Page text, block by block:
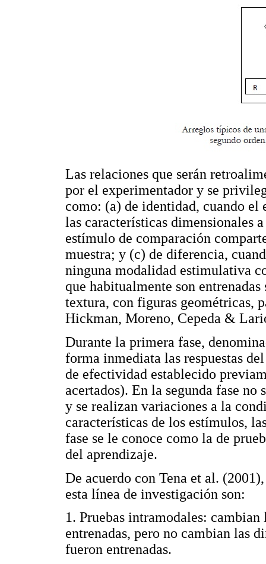
Las relaciones que serán
por el experimentador y se
como: (a) de identidad, cuando el
las características dimensionales
estímulo de comparación
muestra; y (c) de diferencia,
ninguna modalidad estimulativa
que habitualmente son
textura, con figuras geométricas,
Hickman, Moreno, Cepeda &
Durante la primera fase,
forma inmediata las respuestas
de efectividad establecido
acertados). En la segunda fase no
y se realizan variaciones a la
características de los estímulos,
fase se le conoce como la de
del aprendizaje.
De acuerdo con Tena et al.
esta línea de investigación son:
1. Pruebas intramodales:
entrenadas, pero no cambian las
fueron entrenadas.